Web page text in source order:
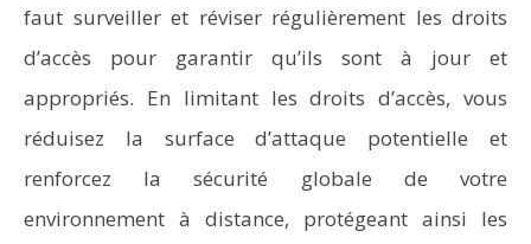
faut surveiller et réviser régulièrement les droits
d’accès pour garantir qu’ils sont à jour et
appropriés. En limitant les droits d’accès, vous
réduisez la surface d’attaque potentielle et
renforcez la sécurité globale de votre
environnement à distance, protégeant ainsi les